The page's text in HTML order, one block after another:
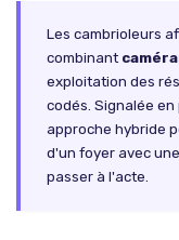
Les cambrioleurs
combinant
exploitation des
codés. Signalée en
approche hybride
d'un foyer avec
passer à l'acte.